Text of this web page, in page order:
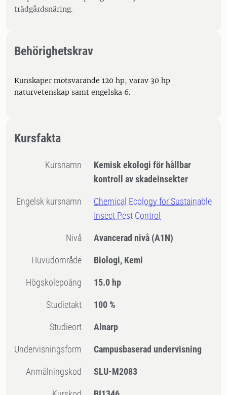
trädgårdsnäring.
Behörighetskrav
Kunskaper motsvarande 120 hp, varav 30 hp
naturvetenskap samt engelska 6.
Kursfakta
Kursnamn
Kemisk ekologi för hållbar
kontroll av skadeinsekter
Engelsk kursnamn
Chemical Ecology for Sustainable
Insect Pest Control
Nivå Avancerad nivå (A1N)
Huvudområde Biologi, Kemi
högskolepoäng 15.0 hp
Studietakt 100 %
Studieort Alnarp
Undervisningsform Campusbaserad undervisning
Anmälningskod SLU-M2083